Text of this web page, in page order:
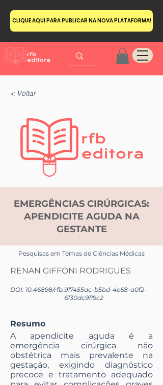
CLIQUE AQUI PARA PUBLICAR NA NOVA PLATAFORMA!
< Voltar
EMERGÊNCIAS CIRÚRGICAS:
APENDICITE AGUDA NA
GESTANTE
Pesquisas em Temas de Ciências Médicas
RENAN GIFFONI RODRIGUES
DOI: 10.46898/rfb.917455ac-b5bd-4e68-a0f2-
6130dc9119c2
Resumo
A apendicite aguda é a
emergência cirúrgica não
obstétrica mais prevalente na
gestação, exigindo diagnóstico
precoce e tratamento adequado